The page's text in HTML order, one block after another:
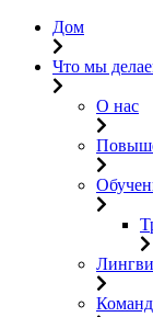
Дом
Что мы
О нас